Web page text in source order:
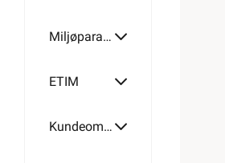
Miljøparametere
ETIM
Kundeomtale